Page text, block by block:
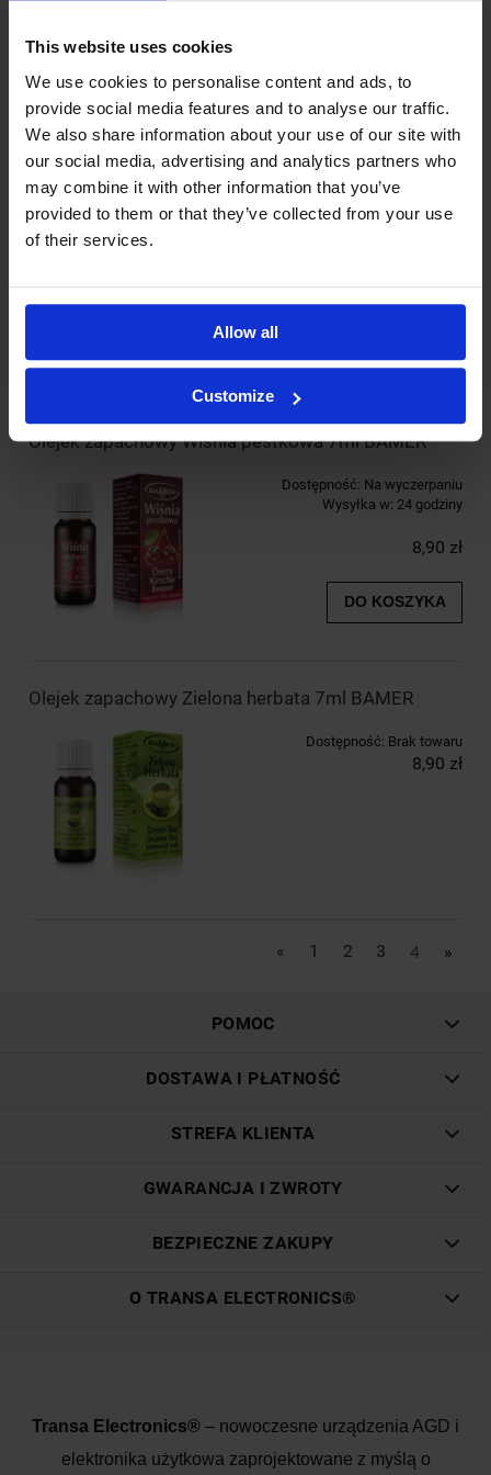
This website uses cookies
We use cookies to personalise content and ads, to
provide social media features and to analyse our traffic.
We also share information about your use of our site with
our social media, advertising and analytics partners who
may combine it with other information that you’ve
provided to them or that they’ve collected from your use
of their services.
Allow all
Customize
DO KOSZYKA
Olejek zapachowy Wiosna 7ml BAMER
Na wyczerpaniu
8,90 zł
Olejek zapachowy Wiśnia pestkowa 7ml BAMER
Dostępność: Na wyczerpaniu
Wysyłka w: 24 godziny
8,90 zł
DO KOSZYKA
Olejek zapachowy Zielona herbata 7ml BAMER
Dostępność: Brak towaru
8,90 zł
« 1 2 3 4 »
POMOC
DOSTAWA I PŁATNOŚĆ
STREFA KLIENTA
GWARANCJA I ZWROTY
BEZPIECZNE ZAKUPY
O TRANSA ELECTRONICS®
Transa Electronics® – nowoczesne urządzenia AGD i
elektronika użytkowa zaprojektowane z myślą o